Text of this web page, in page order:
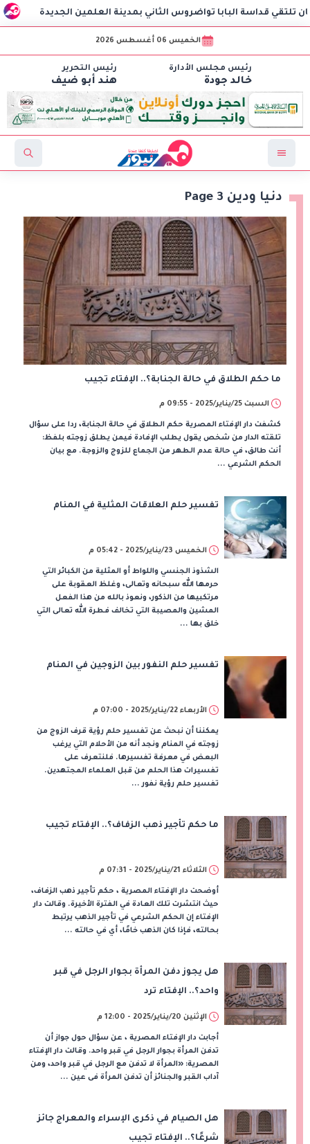
البيت البابا تواضروس الثاني بمدينة العلمين الجديدة
الخميس 06 أغسطس 2026
رئيس مجلس الأدارة
خالد جودة
رئيس التحرير
هند أبو ضيف
دنيا ودين Page 3
ما حكم الطلاق في حالة الجنابة؟.. الإفتاء تجيب
السبت 25/يناير/2025 - 09:55 م
كشفت دار الإفتاء المصرية حكم الطلاق في حالة الجنابة، ردا على سؤال
تلقته الدار من شخص يقول يطلب الإفادة فيمن يطلق زوجته بلفظ:
أنت طالق، في حالة عدم الطهر من الجماع للزوج والزوجة. مع بيان
الحكم الشرعي ...
تفسير حلم العلاقات المثلية في المنام
الخميس 23/يناير/2025 - 05:42 م
الشذوذ الجنسي واللواط أو المثلية من الكبائر التي
حرمها الله سبحانه وتعالى، وغلظ العقوبة على
مرتكبيها من الذكور، ونعوذ بالله من هذا الفعل
المشين والمصيبة التي تخالف فطرة الله تعالى التي
خلق بها ...
تفسير حلم النفور بين الزوجين في المنام
الأربعاء 22/يناير/2025 - 07:00 م
يمكننا أن نبحث عن تفسير حلم رؤية قرف الزوج من
زوجته في المنام ونجد أنه من الأحلام التي يرغب
البعض في معرفة تفسيرها. فلنتعرف على
تفسيرات هذا الحلم من قبل العلماء المجتهدين.
تفسير حلم رؤية نفور ...
ما حكم تأجير ذهب الزفاف؟.. الإفتاء تجيب
الثلاثاء 21/يناير/2025 - 07:31 م
أوضحت دار الإفتاء المصرية ، حكم تأجير ذهب الزفاف،
حيث انتشرت تلك العادة في الفترة الأخيرة. وقالت دار
الإفتاء إن الحكم الشرعي في تأجير الذهب يرتبط
بحالته، فإذا كان الذهب خامًا، أي في حالته ...
هل يجوز دفن المرأة بجوار الرجل في قبر
واحد؟.. الإفتاء ترد
الإثنين 20/يناير/2025 - 12:00 م
أجابت دار الإفتاء المصرية ، عن سؤال حول جواز أن
تدفن المرأة بجوار الرجل في قبر واحد. وقالت دار الإفتاء
المصرية: «المرأة لا تدفن مع الرجل في قبر واحد، ومن
آداب القبر والجنائز أن تدفن المرأة فى عين ...
هل الصيام في ذكرى الإسراء والمعراج جائز
شرعًا؟.. الإفتاء تجيب